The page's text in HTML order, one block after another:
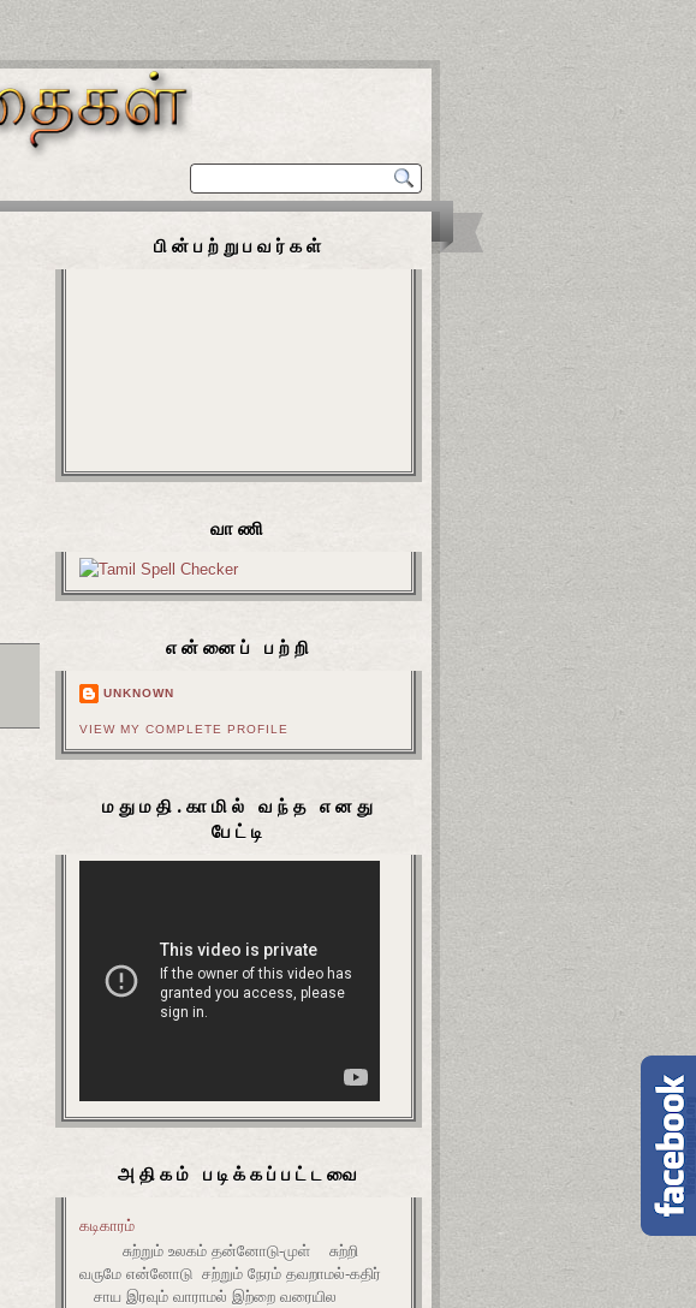
பின்பற்றுபவர்கள்
வாணி
என்னைப் பற்றி
UNKNOWN
VIEW MY COMPLETE PROFILE
மதுமதி.காமில் வந்த எனது
பேட்டி
அதிகம் படிக்கப்பட்டவை
கடிகாரம்
சுற்றும் உலகம் தன்னோடு-முள் சுற்றி
வருமே என்னோடு சற்றும் நேரம் தவறாமல்-கதிர்
சாய இரவும் வாராமல் இற்றை வரையில